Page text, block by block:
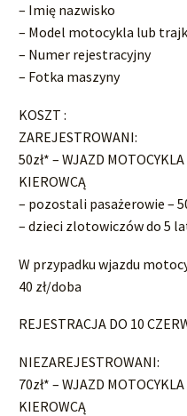
– Imię nazwisko
– Model motocykla lub
– Numer rejestracyjny
– Fotka maszyny
KOSZT :
ZAREJESTROWANI:
50zł* – WJAZD
KIEROWCĄ
– pozostali pasażerowie –
– dzieci zlotowiczów do 5
W przypadku wjazdu
40 zł/doba
REJESTRACJA DO 10
NIEZAREJESTROWANI:
70zł* – WJAZD
KIEROWCĄ